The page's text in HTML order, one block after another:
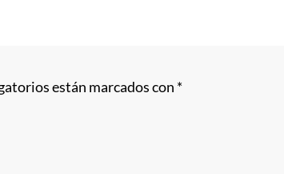
están marcados con *